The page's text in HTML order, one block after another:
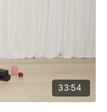
33:54